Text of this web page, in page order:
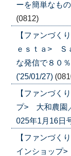
ーを簡単なも
(0812)
【ファンづ
ｅｓｔａ> Ｓ
な発信で８０
('25/01/27)
【ファンづく
プ> 大和農園
025年1月16日
【ファンづ
インショップ